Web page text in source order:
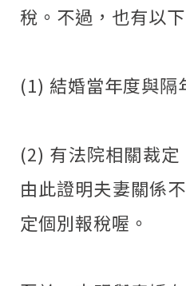
稅。不過，也有以
(1) 結婚當年度與隔
(2) 有法院相關裁
由此證明夫妻關係
定個別報稅喔。